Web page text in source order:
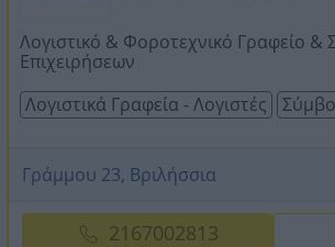
Λογιστικό & Φοροτεχνικό Γραφείο &
Επιχειρήσεων
Λογιστικά Γραφεία - Λογιστές
Γράμμου 23, Βριλήσσια
2167002813